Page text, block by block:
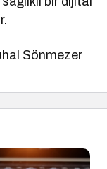
Sönmezer